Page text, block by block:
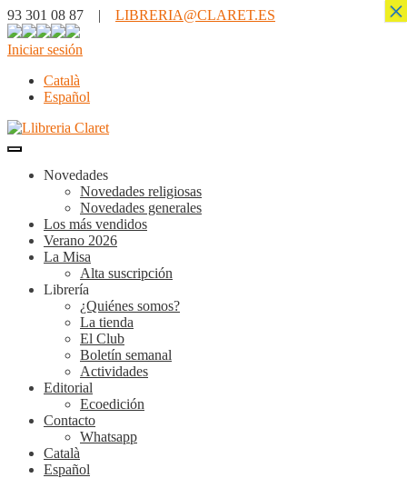
93 301 08 87 | LIBRERIA@CLARET.ES
Iniciar sesión
Català
Español
Novedades
Novedades religiosas
Novedades generales
Los más vendidos
Verano 2026
La Misa
Alta suscripción
Librería
¿Quiénes somos?
La tienda
El Club
Boletín semanal
Actividades
Editorial
Ecoedición
Contacto
Whatsapp
Català
Español
×